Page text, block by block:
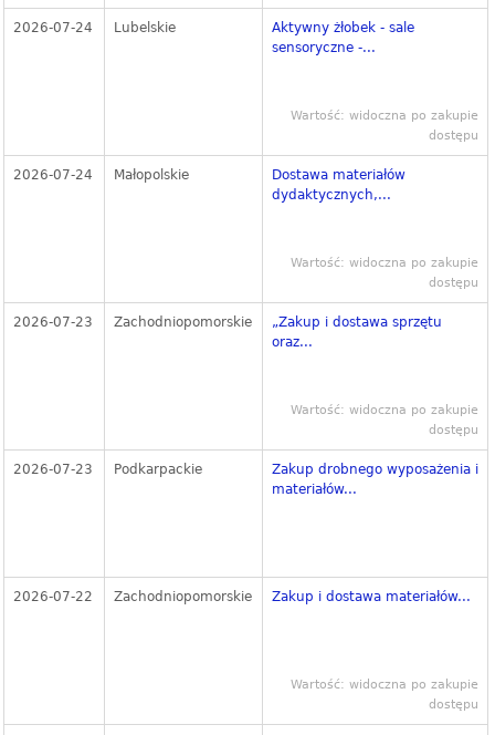
2026-07-24 Lubelskie
Aktywny żłobek - sale
sensoryczne -...
Wartość: widoczna po zakupie
dostępu
2026-07-24 Małopolskie
Dostawa materiałów
dydaktycznych,...
Wartość: widoczna po zakupie
dostępu
2026-07-23 Zachodniopomorskie
„Zakup i dostawa sprzętu
oraz...
Wartość: widoczna po zakupie
dostępu
2026-07-23 Podkarpackie
Zakup drobnego wyposażenia i
materiałów...
2026-07-22 Zachodniopomorskie Zakup i dostawa materiałów...
Wartość: widoczna po zakupie
dostępu